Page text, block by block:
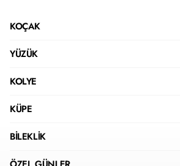
KOÇAK
YÜZÜK
KOLYE
KÜPE
BİLEKLİK